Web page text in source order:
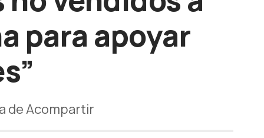
para apoyar
de Acompartir